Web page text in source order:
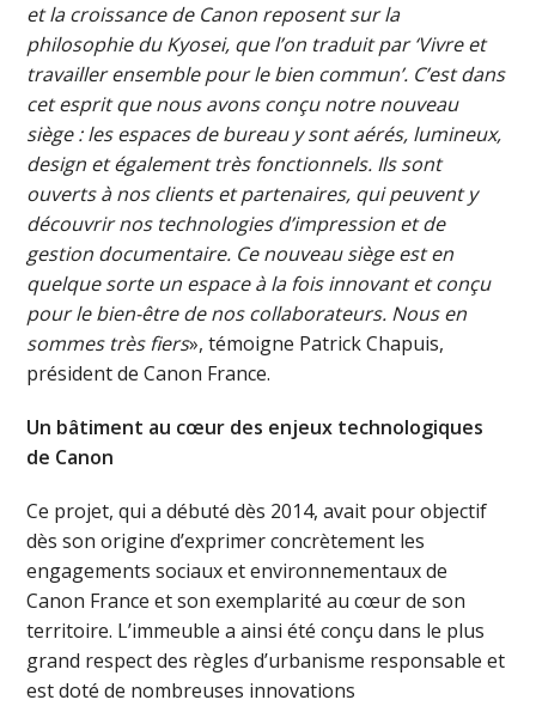
et la croissance de Canon reposent sur la
philosophie du Kyosei, que l’on traduit par ‘Vivre et
travailler ensemble pour le bien commun’. C’est dans
cet esprit que nous avons conçu notre nouveau
siège : les espaces de bureau y sont aérés, lumineux,
design et également très fonctionnels. Ils sont
ouverts à nos clients et partenaires, qui peuvent y
découvrir nos technologies d’impression et de
gestion documentaire. Ce nouveau siège est en
quelque sorte un espace à la fois innovant et conçu
pour le bien-être de nos collaborateurs. Nous en
sommes très fiers», témoigne Patrick Chapuis,
président de Canon France.
Un bâtiment au cœur des enjeux technologiques
de Canon
Ce projet, qui a débuté dès 2014, avait pour objectif
dès son origine d’exprimer concrètement les
engagements sociaux et environnementaux de
Canon France et son exemplarité au cœur de son
territoire. L’immeuble a ainsi été conçu dans le plus
grand respect des règles d’urbanisme responsable et
est doté de nombreuses innovations